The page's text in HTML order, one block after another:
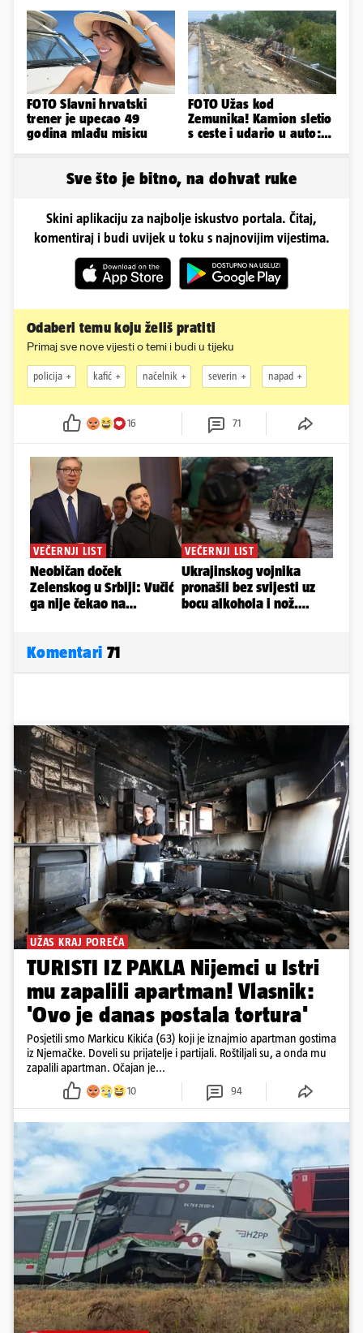
Domagoja
sve
FOTO Slavni hrvatski
trener je upecao 49
godina mlađu misicu
FOTO Užas kod
Zemunika! Kamion sletio
s ceste i udario u auto:
Sve što je bitno, na dohvat ruke
Skini aplikaciju za najbolje iskustvo portala. Čitaj,
komentiraj i budi uvijek u toku s najnovijim vijestima.
Odaberi temu koju želiš pratiti
Primaj sve nove vijesti o temi i budi u tijeku
policija kafić načelnik severin napad
16 71
Komentari 71
UŽAS KRAJ POREČA
TURISTI IZ PAKLA Nijemci u Istri
mu zapalili apartman! Vlasnik:
'Ovo je danas postala tortura'
Posjetili smo Markicu Kikića (63) koji je iznajmio apartman gostima
iz Njemačke. Doveli su prijatelje i partijali. Roštiljali su, a onda mu
zapalili apartman. Očajan je...
10 94